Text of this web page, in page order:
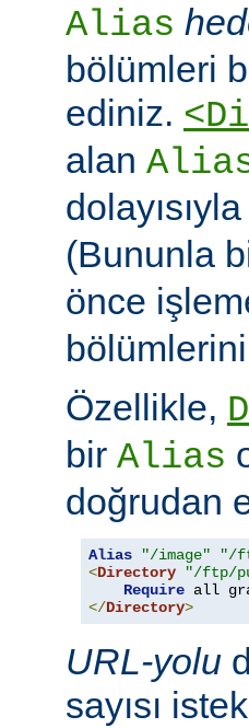
Alias
bölümleri
ediniz.
alan
(Bununla
önce
Özellikle,
bir Alias
doğrudan
Alias "/image"
"/
<Directory "/ftp/
Require
</Directory>
URL-yolu
sayısı